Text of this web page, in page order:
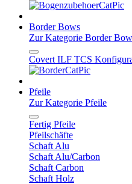
Border Bows
Zur Kategorie Border
Covert ILF TCS
Pfeile
Zur Kategorie Pfeile
Fertig Pfeile
Pfeilschäfte
Schaft Alu
Schaft Alu/Carbon
Schaft Carbon
Schaft Holz